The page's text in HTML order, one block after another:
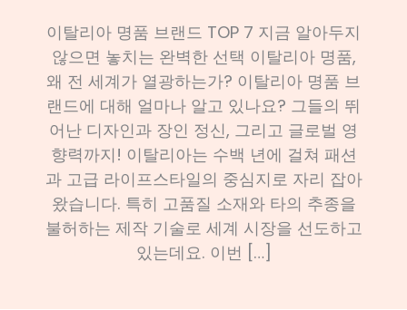
이탈리아 명품 브랜드 TOP 7 지금 알아두지
않으면 놓치는 완벽한 선택 이탈리아 명품,
왜 전 세계가 열광하는가? 이탈리아 명품 브
랜드에 대해 얼마나 알고 있나요? 그들의 뛰
어난 디자인과 장인 정신, 그리고 글로벌 영
향력까지! 이탈리아는 수백 년에 걸쳐 패션
과 고급 라이프스타일의 중심지로 자리 잡아
왔습니다. 특히 고품질 소재와 타의 추종을
불허하는 제작 기술로 세계 시장을 선도하고
있는데요. 이번 […]